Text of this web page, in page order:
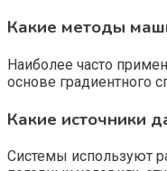
Какие методы
Наиболее часто
основе градиентного
Какие источники
Системы используют